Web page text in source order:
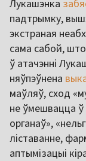
Лукашэнка
падтрымку,
экстраная
сама сабой,
ў атачэнні
няўпэўнена
маўляў, сход
не ўмешвацца
органаў»,
ліставанне,
аптымізацыі